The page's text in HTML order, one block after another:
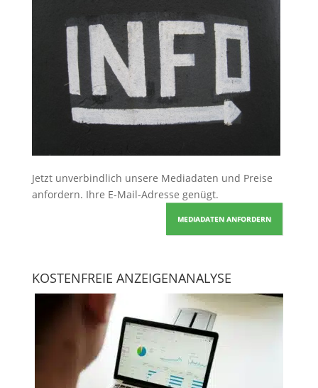
Jetzt unverbindlich unsere Mediadaten und Preise
anfordern. Ihre E-Mail-Adresse genügt.
MEDIADATEN ANFORDERN
KOSTENFREIE ANZEIGENANALYSE